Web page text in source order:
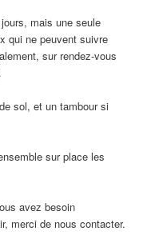
mais une seule
qui ne peuvent suivre
sur rendez-vous
sol, et un tambour si
sur place les
avez besoin
merci de nous contacter.